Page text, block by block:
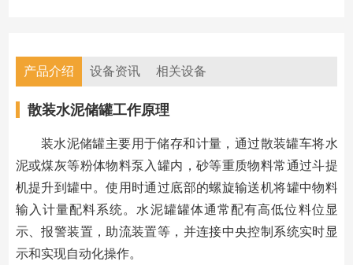
产品介绍 设备资讯 相关设备
散装水泥储罐工作原理
装水泥储罐主要用于储存和计量，通过散装罐车将水
泥或煤灰等粉体物料泵入罐内，砂等重质物料常通过斗提
机提升到罐中。使用时通过底部的螺旋输送机将罐中物料
输入计量配料系统。水泥罐罐体通常配有高低位料位显
示、报警装置，助流装置等，并连接中央控制系统实时显
示和实现自动化操作。